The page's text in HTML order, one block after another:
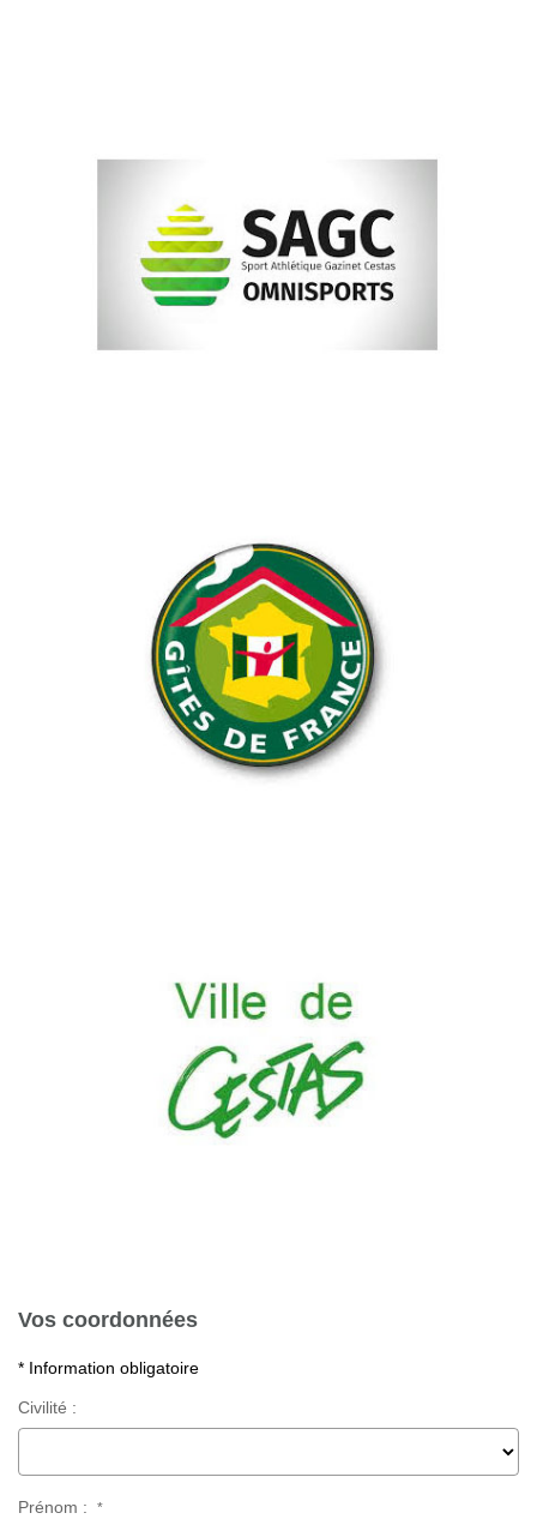
Vos coordonnées
* Information obligatoire
Civilité :
Prénom : *